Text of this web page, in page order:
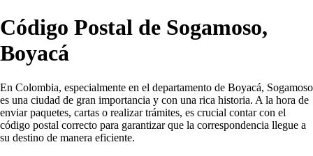
Código Postal de Sogamoso,
Boyacá
En Colombia, especialmente en el departamento de Boyacá, Sogamoso
es una ciudad de gran importancia y con una rica historia. A la hora de
enviar paquetes, cartas o realizar trámites, es crucial contar con el
código postal correcto para garantizar que la correspondencia llegue a
su destino de manera eficiente.